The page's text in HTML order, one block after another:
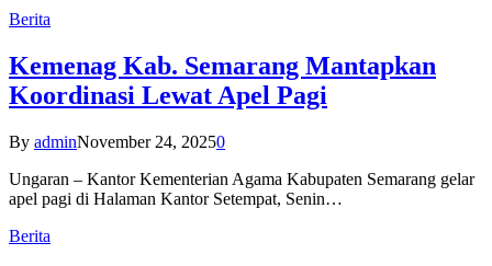
Berita
Kemenag Kab. Semarang Mantapkan
Koordinasi Lewat Apel Pagi
By adminNovember 24, 20250
Ungaran – Kantor Kementerian Agama Kabupaten Semarang gelar
apel pagi di Halaman Kantor Setempat, Senin…
Berita